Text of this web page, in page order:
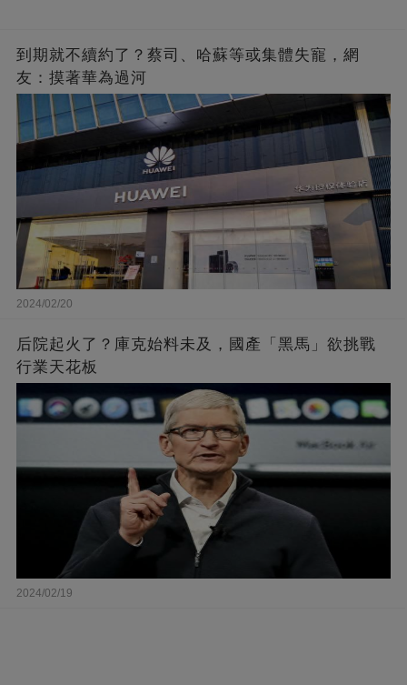
到期就不續約了？蔡司、哈蘇等或集體失寵，網
友：摸著華為過河
2024/02/20
后院起火了？庫克始料未及，國產「黑馬」欲挑戰
行業天花板
2024/02/19